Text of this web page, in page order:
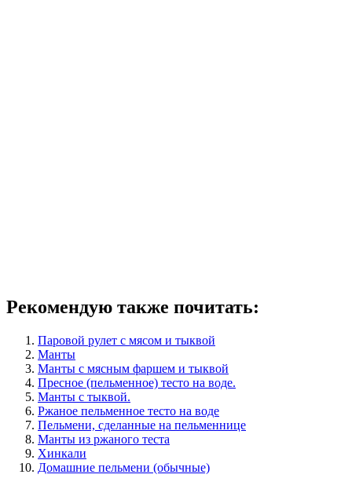
Рекомендую также почитать:
Паровой рулет с мясом и тыквой
Манты
Манты с мясным фаршем и тыквой
Пресное (пельменное) тесто на воде.
Манты с тыквой.
Ржаное пельменное тесто на воде
Пельмени, сделанные на пельменнице
Манты из ржаного теста
Хинкали
Домашние пельмени (обычные)